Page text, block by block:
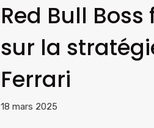
Red Bull
sur la
Ferrari
18 mars 2025